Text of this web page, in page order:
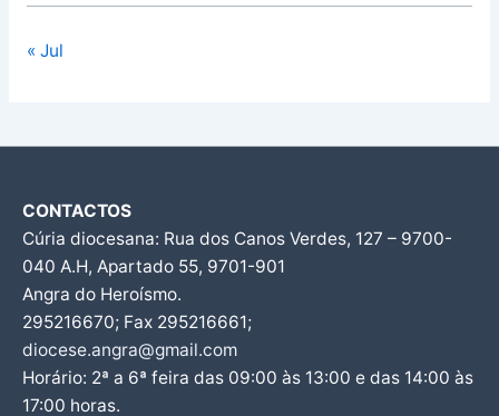
« Jul
CONTACTOS
Cúria diocesana: Rua dos Canos Verdes, 127 – 9700-
040 A.H, Apartado 55, 9701-901
Angra do Heroísmo.
295216670; Fax 295216661;
diocese.angra@gmail.com
Horário: 2ª a 6ª feira das 09:00 às 13:00 e das 14:00 às
17:00 horas.